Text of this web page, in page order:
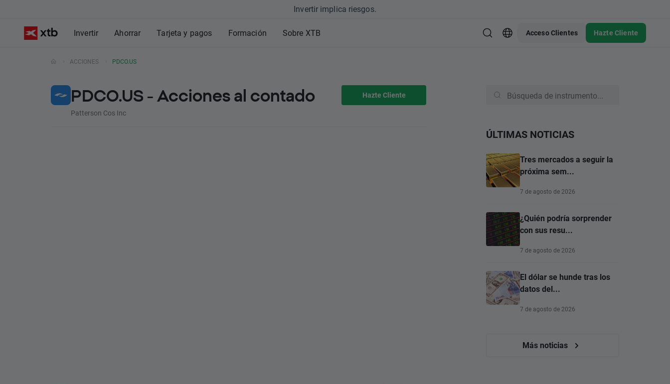
Invertir implica riesgos.
Invertir Ahorrar Tarjeta y pagos Formación Sobre XTB Acceso Clientes Hazte Cliente
ACCIONES PDCO.US
PDCO.US - Acciones al contado
Patterson Cos Inc
Hazte Cliente
ÚLTIMAS NOTICIAS
Tres mercados a seguir la
próxima sem...
7 de agosto de 2026
¿Quién podría sorprender
con sus resu...
7 de agosto de 2026
El dólar se hunde tras los
datos del...
7 de agosto de 2026
Más noticias